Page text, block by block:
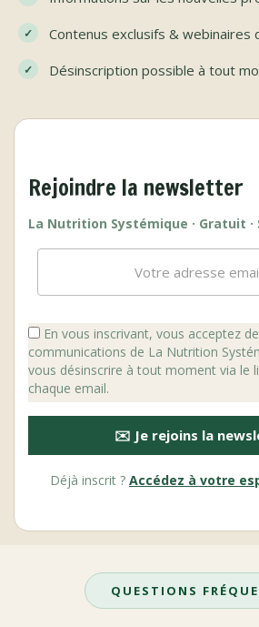
Contenus exclusifs & webinaires
Désinscription possible à tout
Rejoindre la newsletter
La Nutrition Systémique · Gratuit
En vous inscrivant, vous acceptez
communications de La Nutrition
vous désinscrire à tout moment via le
chaque email.
✉️ Je rejoins la
Déjà inscrit ? Accédez à votre
QUESTIONS